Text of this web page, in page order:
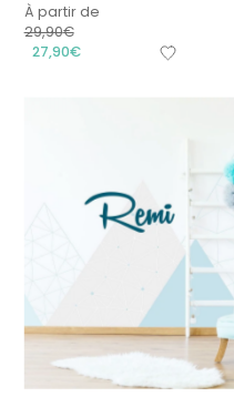
À partir de
29,90€
27,90€